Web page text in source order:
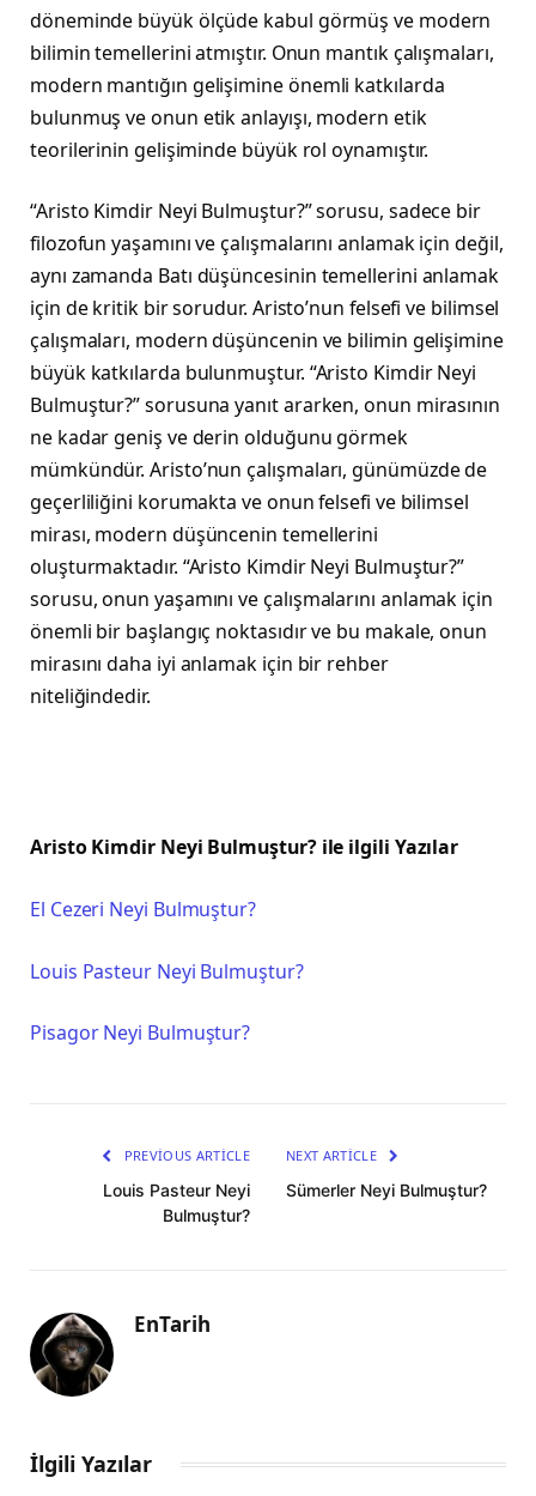
döneminde büyük ölçüde kabul görmüş ve modern
bilimin temellerini atmıştır. Onun mantık çalışmaları,
modern mantığın gelişimine önemli katkılarda
bulunmuş ve onun etik anlayışı, modern etik
teorilerinin gelişiminde büyük rol oynamıştır.
“Aristo Kimdir Neyi Bulmuştur?” sorusu, sadece bir
filozofun yaşamını ve çalışmalarını anlamak için değil,
aynı zamanda Batı düşüncesinin temellerini anlamak
için de kritik bir sorudur. Aristo’nun felsefi ve bilimsel
çalışmaları, modern düşüncenin ve bilimin gelişimine
büyük katkılarda bulunmuştur. “Aristo Kimdir Neyi
Bulmuştur?” sorusuna yanıt ararken, onun mirasının
ne kadar geniş ve derin olduğunu görmek
mümkündür. Aristo’nun çalışmaları, günümüzde de
geçerliliğini korumakta ve onun felsefi ve bilimsel
mirası, modern düşüncenin temellerini
oluşturmaktadır. “Aristo Kimdir Neyi Bulmuştur?”
sorusu, onun yaşamını ve çalışmalarını anlamak için
önemli bir başlangıç noktasıdır ve bu makale, onun
mirasını daha iyi anlamak için bir rehber
niteliğindedir.
Aristo Kimdir Neyi Bulmuştur? ile ilgili Yazılar
El Cezeri Neyi Bulmuştur?
Louis Pasteur Neyi Bulmuştur?
Pisagor Neyi Bulmuştur?
PREVIOUS ARTICLE
Louis Pasteur Neyi
Bulmuştur?
NEXT ARTICLE
Sümerler Neyi Bulmuştur?
EnTarih
İlgili Yazılar